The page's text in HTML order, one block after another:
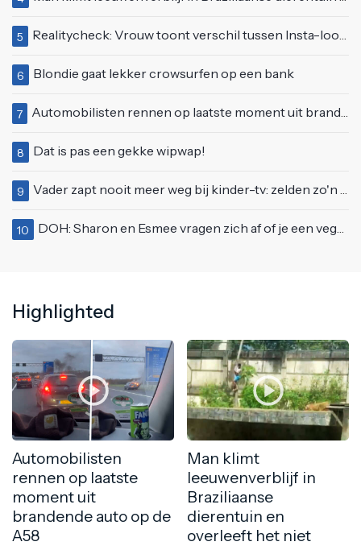
5 Realitycheck: Vrouw toont verschil tussen Insta-look en realiteit
6 Blondie gaat lekker crowsurfen op een bank
7 Automobilisten rennen op laatste moment uit brandende auto op de A58
8 Dat is pas een gekke wipwap!
9 Vader zapt nooit meer weg bij kinder-tv: zelden zo'n 'beweeglijke' kikker gezien
10 DOH: Sharon en Esmee vragen zich af of je een vegetariër bent als je kip eet
Highlighted
Automobilisten
rennen op laatste
moment uit
brandende auto op de
A58
Man klimt
leeuwenverblijf in
Braziliaanse
dierentuin en
overleeft het niet